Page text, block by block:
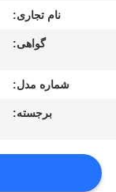
درخواست
نقل
نام تجاری:
گواهی:
شماره مدل:
برجسته: